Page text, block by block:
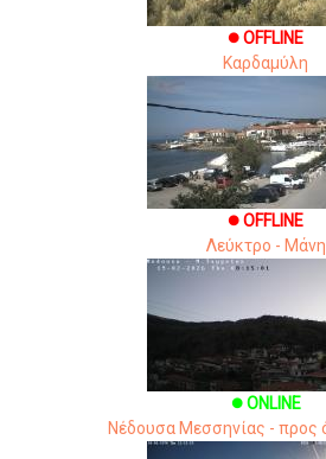
brightness_1 OFFLINE
Καρδαμύλη
brightness_1 OFFLINE
Λεύκτρο - Μάνη
brightness_1 ONLINE
Νέδουσα Μεσσηνίας - προς